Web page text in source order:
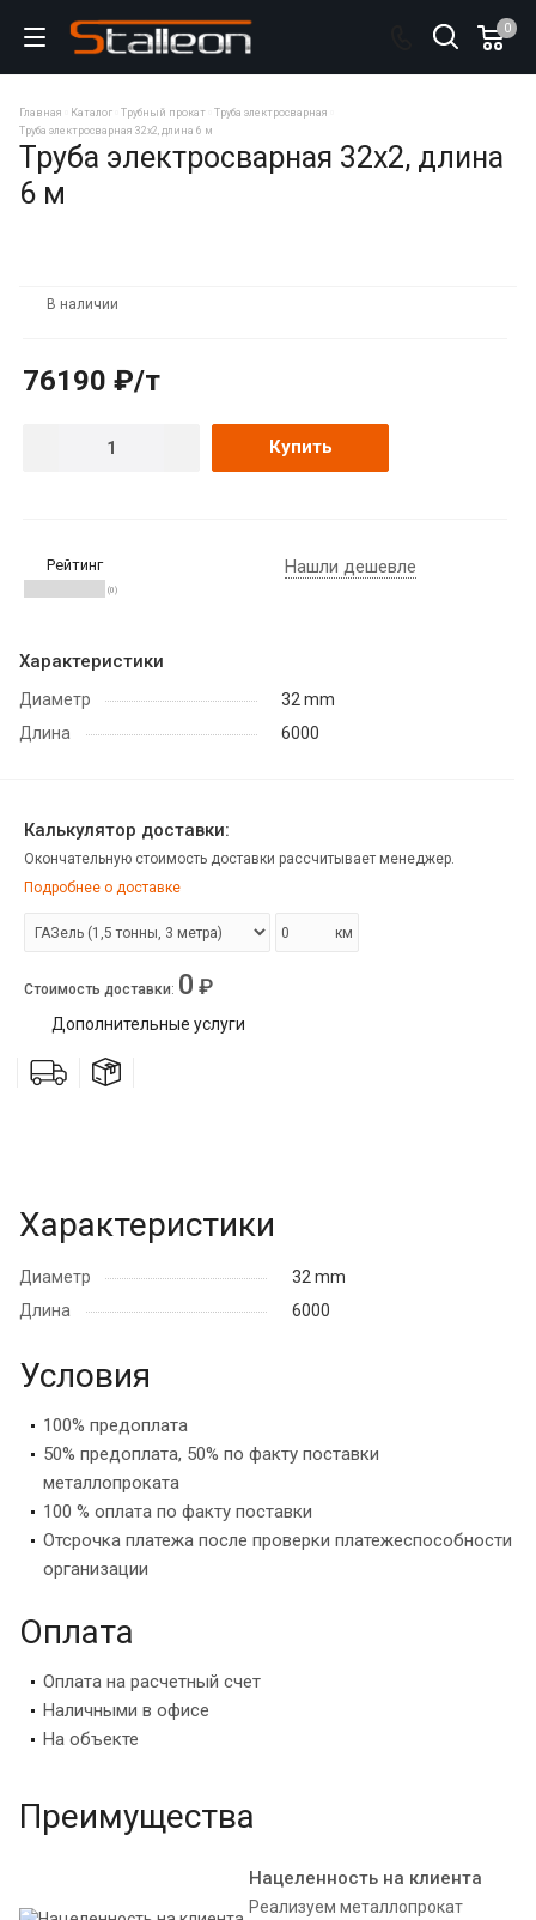
0
Главная Каталог Трубный прокат
Труба электросварная
Труба электросварная 32х2, длина 6 м
Труба электросварная 32х2, длина
6 м
В наличии
76190 ₽/т
Купить
Рейтинг
(0)
Нашли дешевле
Характеристики
Диаметр
32 mm
Длина
6000
Калькулятор доставки:
Окончательную стоимость доставки рассчитывает менеджер.
Подробнее о доставке
км
Стоимость доставки: 0 ₽
Дополнительные услуги
Характеристики
Диаметр
32 mm
Длина
6000
Условия
100% предоплата
50% предоплата, 50% по факту поставки
металлопроката
100 % оплата по факту поставки
Отсрочка платежа после проверки платежеспособности
организации
Оплата
Оплата на расчетный счет
Наличными в офисе
На объекте
Преимущества
Нацеленность на клиента
Реализуем металлопрокат